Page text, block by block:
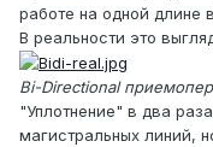
работе на одной длине
В реальности это
Bi-Directional
"Уплотнение" в два
магистральных линий,